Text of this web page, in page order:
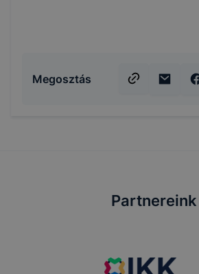
Megosztás
Partnereink